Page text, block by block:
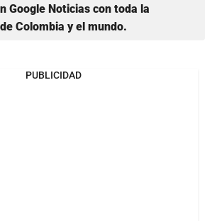
Google Noticias con toda la
Colombia y el mundo.
PUBLICIDAD